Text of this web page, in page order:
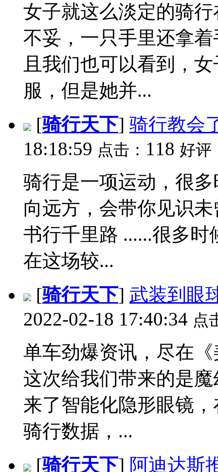
女子就这么淡定的骑
不妥，一只手里还拿
且我们也可以看到，
服，但是她并...
[骑行天下] 骑行教会
18:18:59 点击： 118 好评
骑行是一项运动，很
向远方，会带你见识
书行千里路 ......很多
在这场较...
[骑行天下] 武装到眼
2022-02-18 17:40:34 点
单车劲爆资讯，尽在
这次给我们带来的是
来了智能化隐形眼镜
骑行数据，...
[骑行天下] 阿迪达斯